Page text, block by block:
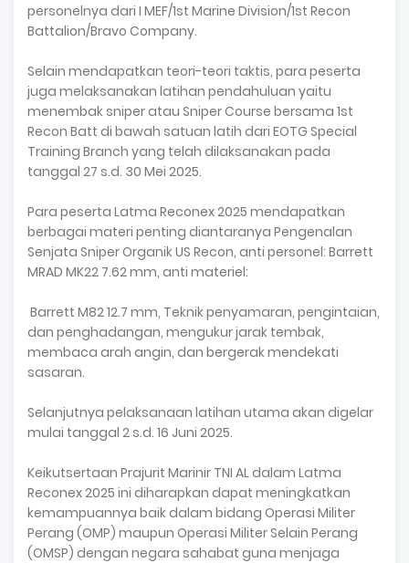
personelnya dari I MEF/1st Marine Division/1st Recon
Battalion/Bravo Company.
Selain mendapatkan teori-teori taktis, para peserta
juga melaksanakan latihan pendahuluan yaitu
menembak sniper atau Sniper Course bersama 1st
Recon Batt di bawah satuan latih dari EOTG Special
Training Branch yang telah dilaksanakan pada
tanggal 27 s.d. 30 Mei 2025.
Para peserta Latma Reconex 2025 mendapatkan
berbagai materi penting diantaranya Pengenalan
Senjata Sniper Organik US Recon, anti personel: Barrett
MRAD MK22 7.62 mm, anti materiel:
Barrett M82 12.7 mm, Teknik penyamaran, pengintaian,
dan penghadangan, mengukur jarak tembak,
membaca arah angin, dan bergerak mendekati
sasaran.
Selanjutnya pelaksanaan latihan utama akan digelar
mulai tanggal 2 s.d. 16 Juni 2025.
Keikutsertaan Prajurit Marinir TNI AL dalam Latma
Reconex 2025 ini diharapkan dapat meningkatkan
kemampuannya baik dalam bidang Operasi Militer
Perang (OMP) maupun Operasi Militer Selain Perang
(OMSP) dengan negara sahabat guna menjaga